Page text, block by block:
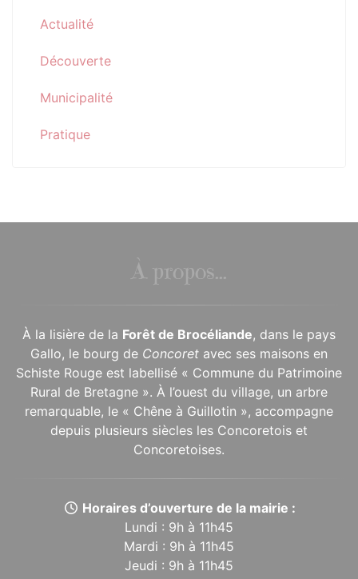
Actualité
Découverte
Municipalité
Pratique
À propos...
À la lisière de la Forêt de Brocéliande, dans le pays
Gallo, le bourg de Concoret avec ses maisons en
Schiste Rouge est labellisé « Commune du Patrimoine
Rural de Bretagne ». À l’ouest du village, un arbre
remarquable, le « Chêne à Guillotin », accompagne
depuis plusieurs siècles les Concoretois et
Concoretoises.
Horaires d’ouverture de la mairie :
Lundi : 9h à 11h45
Mardi : 9h à 11h45
Jeudi : 9h à 11h45